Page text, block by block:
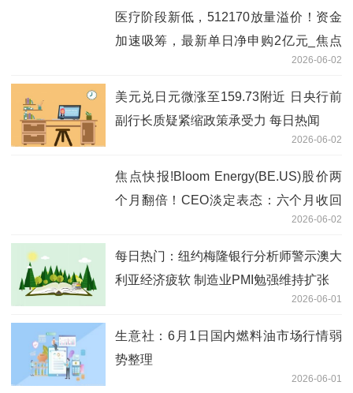
医疗阶段新低，512170放量溢价！资金
加速吸筹，最新单日净申购2亿元_焦点
2026-06-02
美元兑日元微涨至159.73附近 日央行前
副行长质疑紧缩政策承受力 每日热闻
2026-06-02
焦点快报!Bloom Energy(BE.US)股价两
个月翻倍！CEO淡定表态：六个月收回
2026-06-02
每日热门：纽约梅隆银行分析师警示澳大
利亚经济疲软 制造业PMI勉强维持扩张
2026-06-01
生意社：6月1日国内燃料油市场行情弱
势整理
2026-06-01